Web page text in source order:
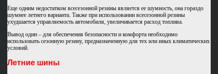
Еще одним недостатком всесезонной резины является ее шумность, она гораздо
шумнее летнего варианта. Также при использовании всесезонной резины
ухудшается управляемость автомобиля, увеличивается расход топлива.
Вывод один – для обеспечения безопасности и комфорта необходимо
использовать сезонную резину, предназначенную для тех или иных климатических
условий.
Летние шины